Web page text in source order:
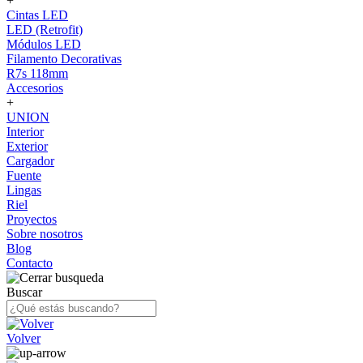
Cintas LED
LED (Retrofit)
Módulos LED
Filamento Decorativas
R7s 118mm
Accesorios
+
UNION
Interior
Exterior
Cargador
Fuente
Lingas
Riel
Proyectos
Sobre nosotros
Blog
Contacto
Buscar
Volver